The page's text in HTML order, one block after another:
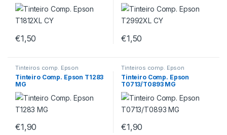
€1,50 €1,50
Tinteiros comp. Epson
Tinteiro Comp. Epson T1283
MG
€1,90
Tinteiros comp. Epson
Tinteiro Comp. Epson
T0713/T0893 MG
€1,90